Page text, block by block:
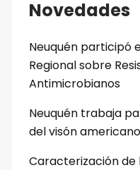
Novedades
Neuquén participó
Regional sobre
Antimicrobianos
Neuquén trabaja
del visón americano
Caracterización de